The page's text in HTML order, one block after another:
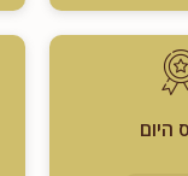
היום